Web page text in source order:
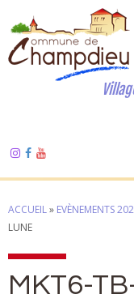
ACCUEIL» EVÈNEMENTS
LUNE
MKT6-